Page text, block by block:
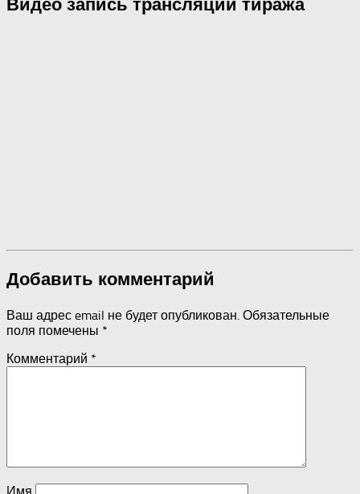
Видео запись трансляции тиража
Добавить комментарий
Ваш адрес email не будет опубликован. Обязательные
поля помечены *
Комментарий *
Имя